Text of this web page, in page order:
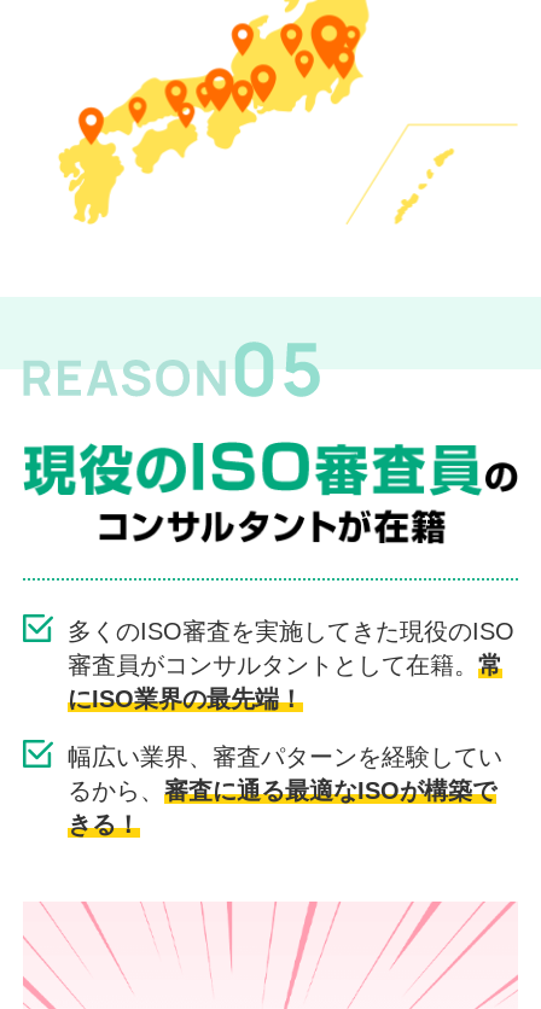
多くのISO審査を実施してきた現役のISO
審査員がコンサルタントとして在籍。 常
にISO業界の最先端！
幅広い業界、審査パターンを経験してい
るから、 審査に通る最適なISOが構築で
きる！